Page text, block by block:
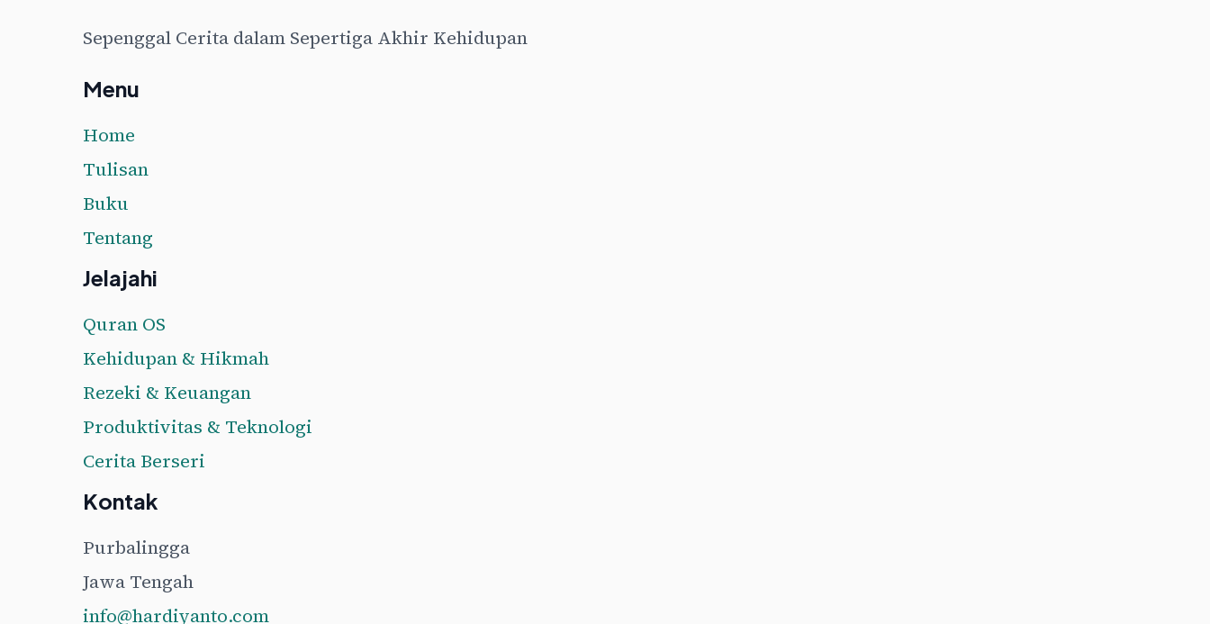
Sepenggal Cerita dalam Sepertiga Akhir Kehidupan
Menu
Home
Tulisan
Buku
Tentang
Jelajahi
Quran OS
Kehidupan & Hikmah
Rezeki & Keuangan
Produktivitas & Teknologi
Cerita Berseri
Kontak
Purbalingga
Jawa Tengah
info@hardiyanto.com